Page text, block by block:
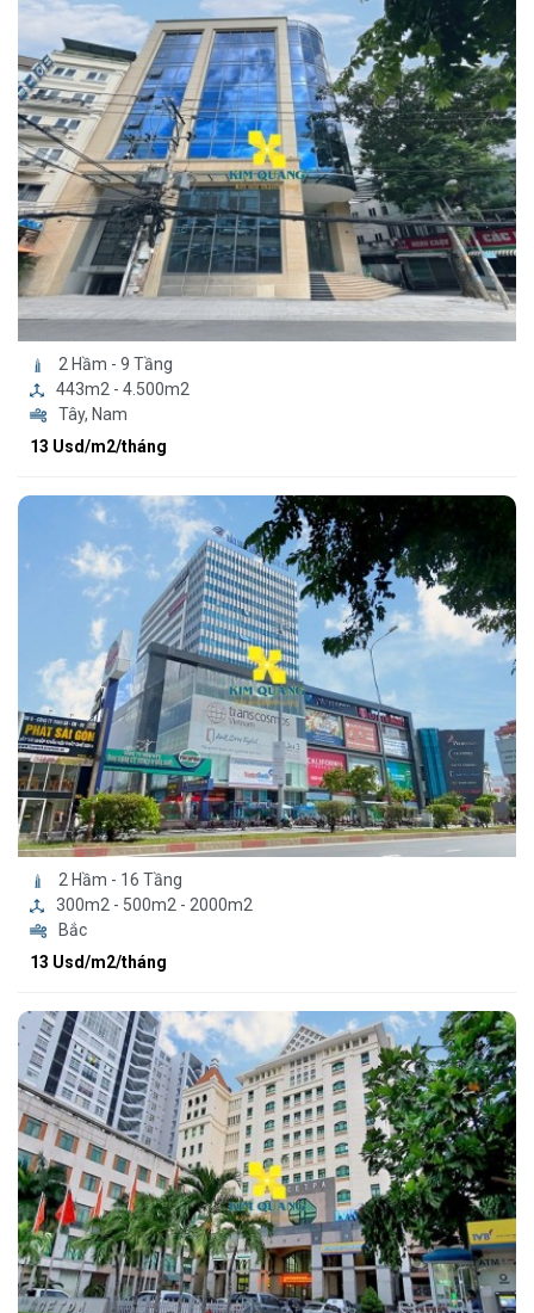
2 Hầm - 9 Tầng
443m2 - 4.500m2
Tây, Nam
13 Usd/m2/tháng
2 Hầm - 16 Tầng
300m2 - 500m2 - 2000m2
Bắc
13 Usd/m2/tháng